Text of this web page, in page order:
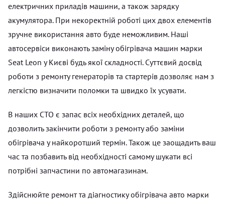
електричних приладів машини, а також зарядку
акумулятора. При некоректній роботі цих двох елементів
зручне використання авто буде неможливим. Наші
автосервіси виконають заміну обігрівача машин марки
Seat Leon у Києві будь якої складності. Суттєвий досвід
роботи з ремонту генераторів та стартерів дозволяє нам з
легкістю визначити поломки та швидко їх усувати.
В наших СТО є запас всіх необхідних деталей, що
дозволить закінчити роботи з ремонту або заміни
обігрівача у найкоротший термін. Також це заощадить ваш
час та позбавить від необхідності самому шукати всі
потрібні запчастини по автомагазинам.
Здійснюйте ремонт та діагностику обігрівача авто марки